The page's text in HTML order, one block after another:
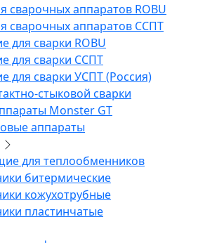
сварочных аппаратов ROBU
сварочных аппаратов ССПТ
для сварки ROBU
для сварки ССПТ
для сварки УСПТ (Россия)
стыковой сварки
Monster GT
аппараты
для теплообменников
битермические
кожухотрубные
пластинчатые